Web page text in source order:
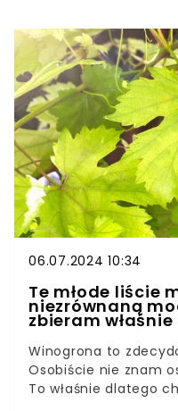
06.07.2024 10:34
Te młode liście
niezrównaną
zbieram
Winogrona to
Osobiście nie znam
To właśnie dlatego